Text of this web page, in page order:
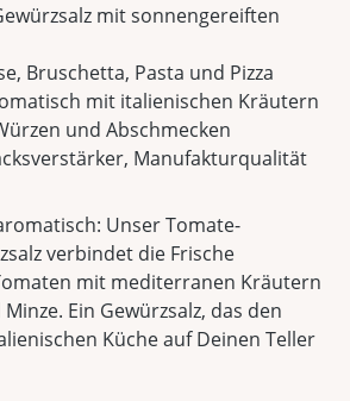
mit sonnengereiften
Bruschetta, Pasta und Pizza
mit italienischen Kräutern
und Abschmecken
Manufakturqualität
Unser Tomate-
verbindet die Frische
mit mediterranen Kräutern
Ein Gewürzsalz, das den
Küche auf Deinen Teller